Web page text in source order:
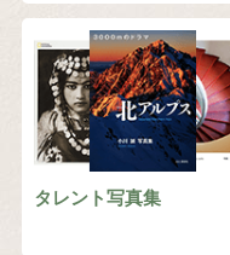
タレント写真集